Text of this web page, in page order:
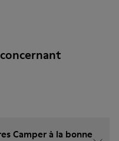
Camper à la bonne